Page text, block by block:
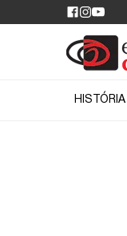
HISTÓRIA